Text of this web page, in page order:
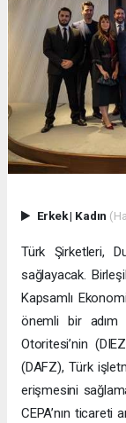
Erkek| Kadın
Türk Şirketleri,
sağlayacak.
Kapsamlı
önemli bir adım
Otoritesi’nin
(DAFZ), Türk
erişmesini
CEPA’nın ticareti